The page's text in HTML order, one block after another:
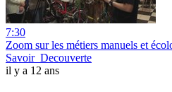
7:30
Zoom sur les métiers manuels et
Savoir_Decouverte
il y a 12 ans